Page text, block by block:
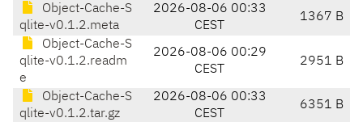
Object-Cache-S
qlite-v0.1.2.meta
2026-08-06 00:33
CEST
1367 B
Object-Cache-S
qlite-v0.1.2.readm
e
2026-08-06 00:29
CEST
2951 B
Object-Cache-S
qlite-v0.1.2.tar.gz
2026-08-06 00:33
CEST
6351 B